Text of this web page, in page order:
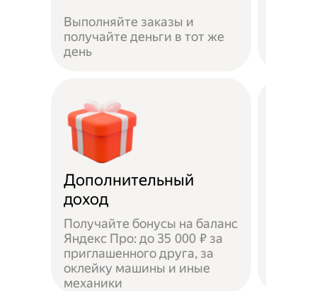
Выполняйте заказы и
получайте деньги в тот же
день
Дополнительный
доход
Получайте бонусы на баланс
Яндекс Про: до 35 000 ₽ за
приглашенного друга, за
оклейку машины и иные
механики